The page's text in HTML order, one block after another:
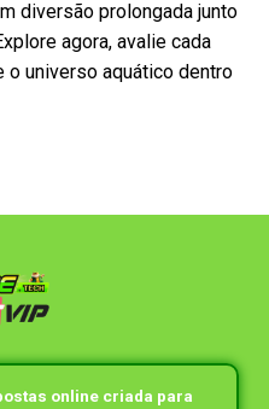
diversão prolongada junto
agora, avalie cada
universo aquático dentro
online criada para